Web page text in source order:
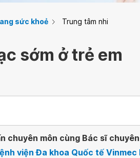
sức khoẻ Trung tâm nhi
sớm ở trẻ em
chuyên môn cùng Bác sĩ
viện Đa khoa Quốc tế Vinmec